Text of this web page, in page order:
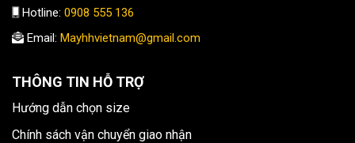
Hotline: 0908 555 136
Email: Mayhhvietnam@gmail.com
THÔNG TIN HỖ TRỢ
Hướng dẫn chọn size
Chính sách vận chuyển giao nhận